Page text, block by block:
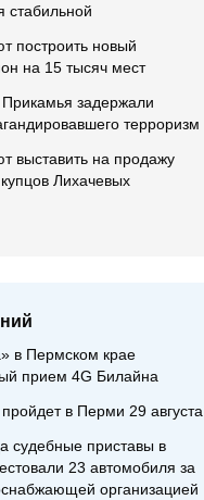
стабильной
построить новый
на 15 тысяч мест
задержали
терроризм
выставить на продажу
Лихачевых
в Пермском крае
прием 4G Билайна
в Перми 29 августа
судебные приставы в
23 автомобиля за
организацией